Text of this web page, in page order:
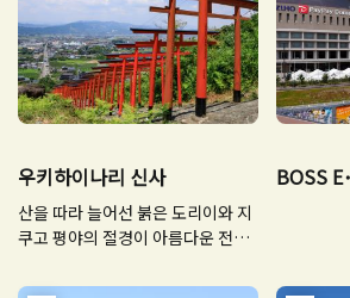
우키하이나리 신사
산을 따라 늘어선 붉은 도리이와 지
쿠고 평야의 절경이 아름다운 전망
BOSS